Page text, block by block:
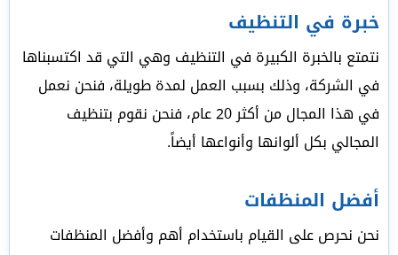
خبرة في التنظيف
نتمتع بالخبرة الكبيرة في التنظيف وهي التي قد اكتسبناها
في الشركة، وذلك بسبب العمل لمدة طويلة، فنحن نعمل
في هذا المجال من أكثر 20 عام، فنحن نقوم بتنظيف
المجالي بكل ألوانها وأنواعها أيضاً.
أفضل المنظفات
نحن نحرص على القيام باستخدام أهم وأفضل المنظفات